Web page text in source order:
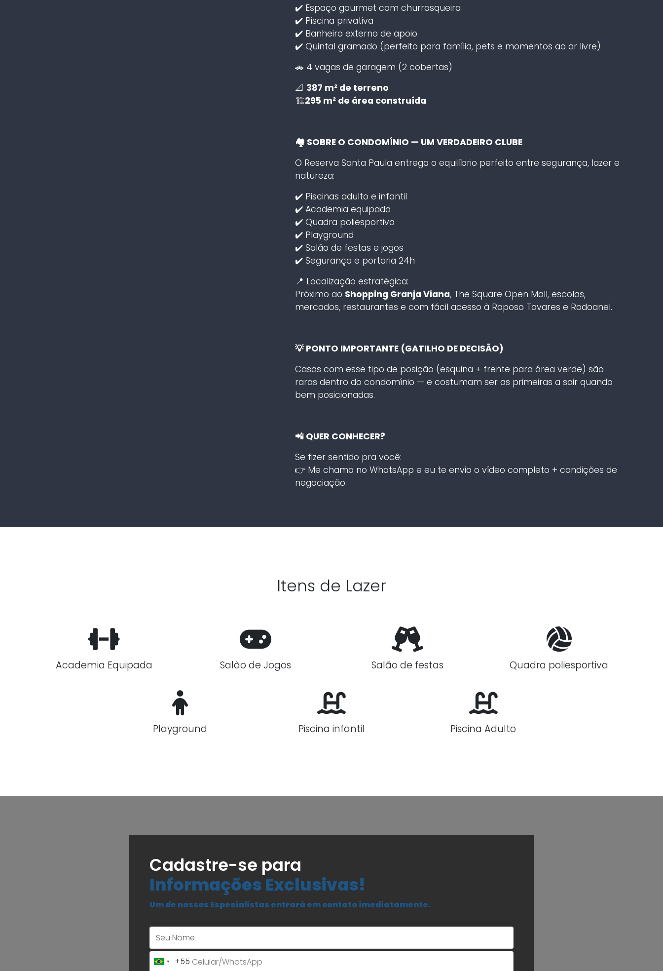
✔️ Espaço gourmet com churrasqueira
✔️ Piscina privativa
✔️ Banheiro externo de apoio
✔️ Quintal gramado (perfeito para família, pets e momentos ao ar livre)
🚗 4 vagas de garagem (2 cobertas)
📐 387 m² de terreno
🏗️295 m² de área construída
🏘️ SOBRE O CONDOMÍNIO — UM VERDADEIRO CLUBE
O Reserva Santa Paula entrega o equilíbrio perfeito entre segurança, lazer e
natureza:
✔️ Piscinas adulto e infantil
✔️ Academia equipada
✔️ Quadra poliesportiva
✔️ Playground
✔️ Salão de festas e jogos
✔️ Segurança e portaria 24h
📍 Localização estratégica:
Próximo ao Shopping Granja Viana, The Square Open Mall, escolas,
mercados, restaurantes e com fácil acesso à Raposo Tavares e Rodoanel.
💡 PONTO IMPORTANTE (GATILHO DE DECISÃO)
Casas com esse tipo de posição (esquina + frente para área verde) são
raras dentro do condomínio — e costumam ser as primeiras a sair quando
bem posicionadas.
📲 QUER CONHECER?
Se fizer sentido pra você:
👉 Me chama no WhatsApp e eu te envio o vídeo completo + condições de
negociação
Itens de Lazer
Academia Equipada Salão de Jogos Salão de festas Quadra poliesportiva
Playground Piscina infantil Piscina Adulto
Cadastre-se para
Informações Exclusivas!
Um de nossos Especialistas entrará em contato imediatamente.
Brazil+55